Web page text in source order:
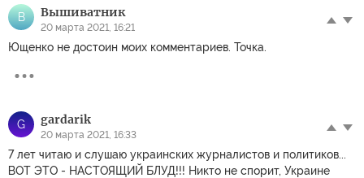
В Вышиватник
20 марта 2021, 16:21
Ющенко не достоин моих комментариев. Точка.
G gardarik
20 марта 2021, 16:33
7 лет читаю и слушаю украинских журналистов и политиков...
ВОТ ЭТО - НАСТОЯЩИЙ БЛУД!!! Никто не спорит, Украине